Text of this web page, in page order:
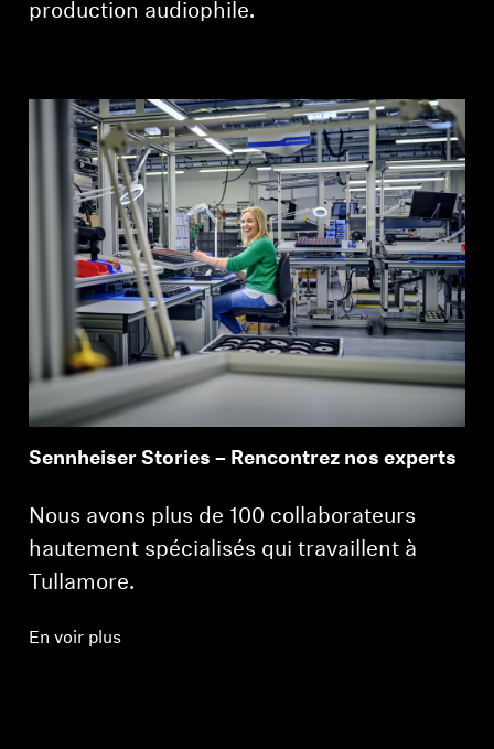
Innovations
Sound Space
Support
Professionnel
production audiophile.
Sennheiser Stories – Rencontrez nos experts
Nous avons plus de 100 collaborateurs
hautement spécialisés qui travaillent à
Tullamore.
En voir plus